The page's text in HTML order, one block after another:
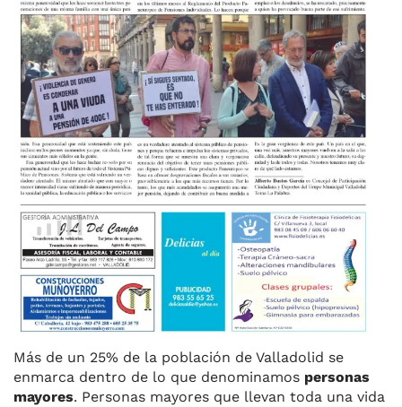
Más de un 25% de la población de Valladolid se
enmarca dentro de lo que denominamos personas
mayores. Personas mayores que llevan toda una vida